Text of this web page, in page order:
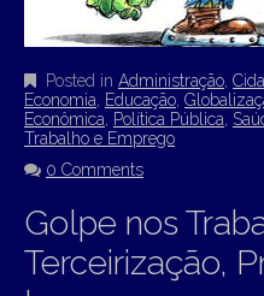
Posted in Administração,
Economia, Educação,
Econômica, Política Pública,
Trabalho e Emprego
0 Comments
Golpe nos
Terceirização,